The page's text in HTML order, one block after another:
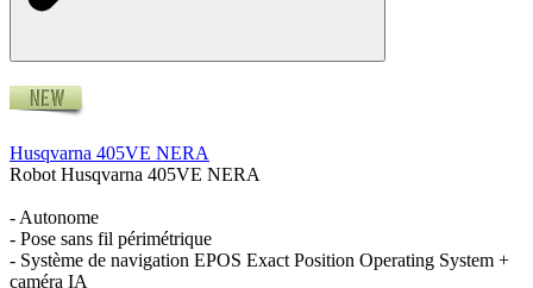
Husqvarna 405VE NERA
Robot Husqvarna 405VE NERA
- Autonome
- Pose sans fil périmétrique
- Système de navigation EPOS Exact Position Operating System +
caméra IA